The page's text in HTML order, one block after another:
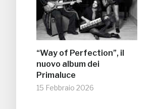
“Way of Perfection”, il
nuovo album dei
Primaluce
15 Febbraio 2026